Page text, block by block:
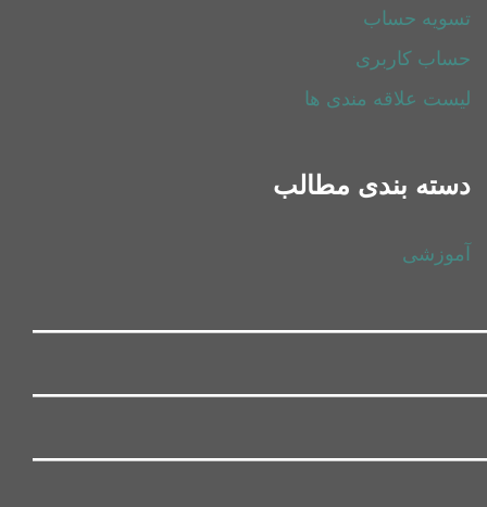
تسویه حساب
حساب کاربری
لیست علاقه مندی ها
دسته بندی مطالب
آموزشی